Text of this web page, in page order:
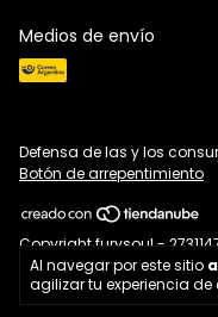
Al navegar por este sitio
agilizar tu experiencia de
Medios de envío
Defensa de las y los
Botón de arrepentimiento
Copyright furysoul -
reservados.